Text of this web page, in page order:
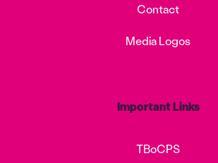
Contact
Media Logos
Important Links
TBoCPS